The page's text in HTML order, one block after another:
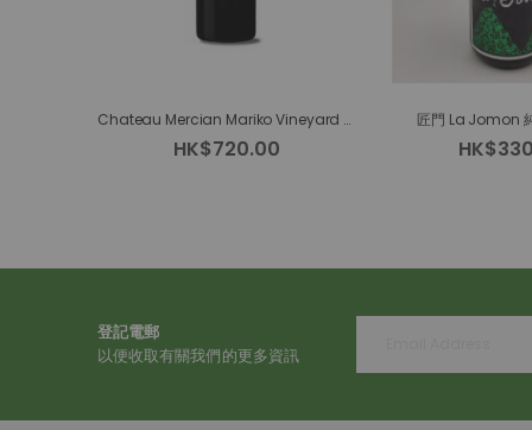
Chateau Mercian Mariko Vineyard Merlot
HK$720.00
匠門 La Jomon
登記電郵
以便收取有關我們的更多資訊